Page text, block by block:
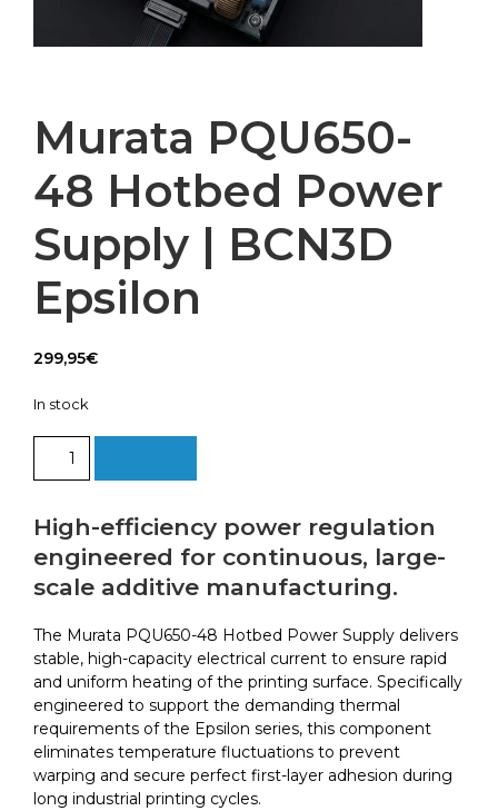
Murata PQU650-
48 Hotbed Power
Supply | BCN3D
Epsilon
299,95€
In stock
PQU650-
Hotbed
Power
Supply
|
Epsilon
quantity
High-efficiency power regulation
engineered for continuous, large-
scale additive manufacturing.
The Murata PQU650-48 Hotbed Power Supply delivers
stable, high-capacity electrical current to ensure rapid
and uniform heating of the printing surface. Specifically
engineered to support the demanding thermal
requirements of the Epsilon series, this component
eliminates temperature fluctuations to prevent
warping and secure perfect first-layer adhesion during
long industrial printing cycles.